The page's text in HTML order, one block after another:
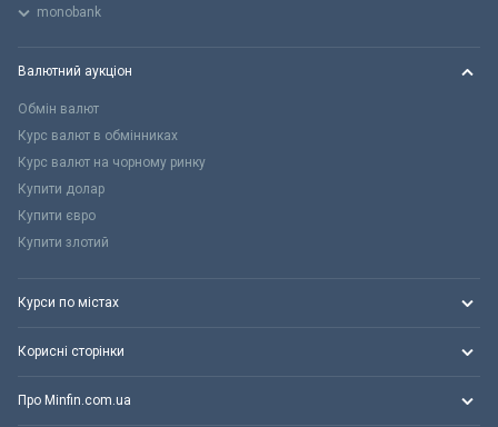
monobank
Валютний аукціон
Обмін валют
Курс валют в обмінниках
Курс валют на чорному ринку
Купити долар
Купити євро
Купити злотий
Курси по містах
Корисні сторінки
Про Minfin.com.ua